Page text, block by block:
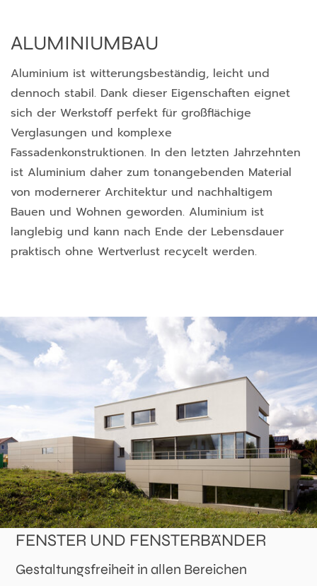
ALUMINIUM­BAU
Aluminium ist witterungsbeständig, leicht und
dennoch stabil. Dank dieser Eigenschaften eignet
sich der Werkstoff perfekt für großflächige
Verglasungen und komplexe
Fassadenkonstruktionen. In den letzten Jahrzehnten
ist Aluminium daher zum tonangebenden Material
von modernerer Architektur und nachhaltigem
Bauen und Wohnen geworden. Aluminium ist
langlebig und kann nach Ende der Lebensdauer
praktisch ohne Wertverlust recycelt werden.
FENSTER UND FENSTERBÄNDER
Gestaltungsfreiheit in allen Bereichen